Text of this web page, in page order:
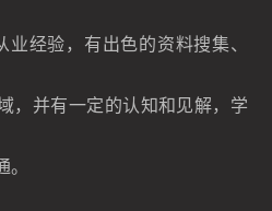
经验，有出色的资料搜集、
，并有一定的认知和见解，学